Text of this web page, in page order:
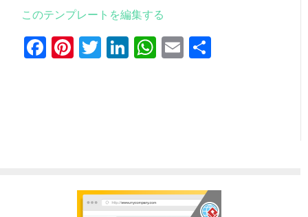
このテンプレートを編集する
Facebook
Pinterest
Twitter
LinkedIn
WhatsApp
Email